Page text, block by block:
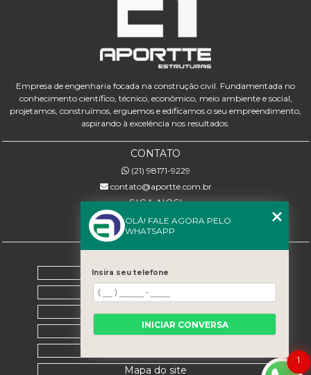
Empresa de engenharia focada na construção civil. Fundamentada no
conhecimento científico, técnico, econômico, meio ambiente e social,
projetamos, construímos, erguemos e edificamos o seu empreendimento,
aspirando à excelência nos resultados.
CONTATO
(21) 98171-9229
contato@aportte.com.br
SIGA-NOS!
Home
Sobre nós
Serviços
Contato
Mapa do site
1
OLÁ! FALE AGORA PELO
WHATSAPP
Insira seu telefone
INICIAR CONVERSA